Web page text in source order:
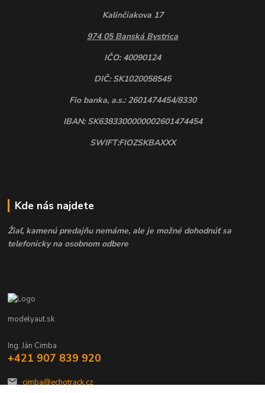
Kalinčiakova 17
974 05 Banská Bystrica
IČO: 40090124
DIČ: SK1020058545
Fio banka, a.s.: 2601474454/8330
IBAN: SK6383300000002601474454
SWIFT:FIOZSKBAXXX
Kde nás najdete
Žiaľ, kamenú predajňu nemáme, ale je možné dohodnúť sa
telefonicky na osobnom odbere
modelyaut.sk
Ing. Ján Cimba
+421 907 839 920
cimba@echotrack.cz